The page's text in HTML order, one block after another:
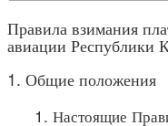
Правила взимания
авиации Республики
1. Общие положения
1. Настоящие